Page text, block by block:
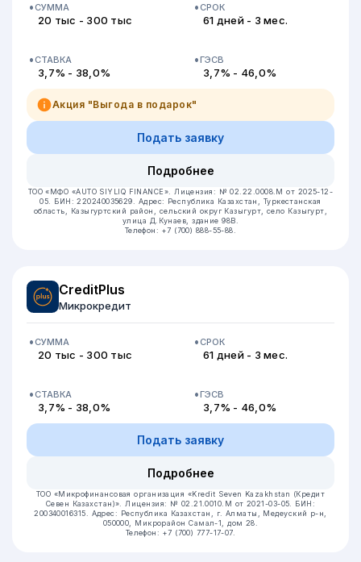
СУММА
20 тыс - 300 тыс
СРОК
61 дней - 3 мес.
СТАВКА
3,7% - 38,0%
ГЭСВ
3,7% - 46,0%
Акция "Выгода в подарок"
Подать заявку
Подробнее
ТОО «МФО «AUTO SIYLIQ FINANCE». Лицензия: № 02.22.0008.М от 2025-12-
05. БИН: 220240035629. Адрес: Республика Казахстан, Туркестанская
область, Казыгуртский район, сельский округ Казыгурт, село Казыгурт,
улица Д.Кунаев, здание 98В.
Телефон: +7 (700) 888-55-88.
CreditPlus
Микрокредит
СУММА
20 тыс - 300 тыс
СРОК
61 дней - 3 мес.
СТАВКА
3,7% - 38,0%
ГЭСВ
3,7% - 46,0%
Подать заявку
Подробнее
ТОО «Микрофинансовая организация «Kredit Seven Kazakhstan (Кредит
Севен Казахстан)». Лицензия: № 02.21.0010.M от 2021-03-05. БИН:
200340016315. Адрес: Республика Казахстан, г. Алматы, Медеуский р-н,
050000, Микрорайон Самал-1, дом 28.
Телефон: +7 (700) 777-17-07.